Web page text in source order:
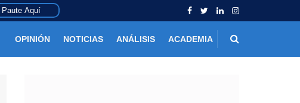
Paute Aquí
OPINIÓN NOTICIAS ANÁLISIS ACADEMIA